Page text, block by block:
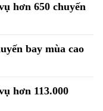
hơn 650 chuyến
bay mùa cao
hơn 113.000